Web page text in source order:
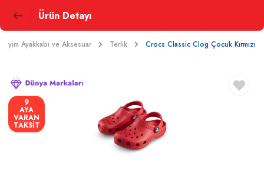
Ürün Detayı
Giyim Ayakkabı ve Aksesuar Terlik Crocs Classic Clog Çocuk Kırmızı
9
AYA
VARAN
TAKSİT